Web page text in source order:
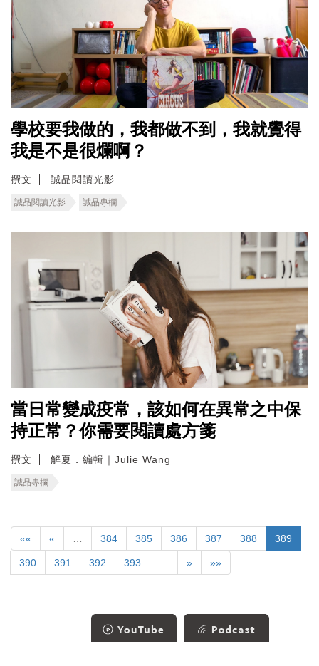
學校要我做的，我都做不到，我就覺得
我是不是很爛啊？
撰文 誠品閱讀光影
誠品閱讀光影 誠品專欄
當日常變成疫常，該如何在異常之中保
持正常？你需要閱讀處方箋
撰文 解夏．編輯｜Julie Wang
誠品專欄
«« « 384 385 386 387 388 389
390 391 392 393 » »»